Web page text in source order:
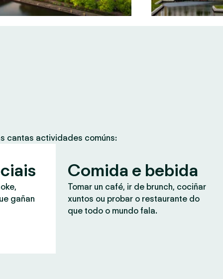
cantas actividades comúns:
gañan
Comida e bebida
Tomar un café, ir de brunch, cociñar
xuntos ou probar o restaurante do
que todo o mundo fala.